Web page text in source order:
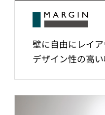
壁に自由にレイ
デザイン性の高い